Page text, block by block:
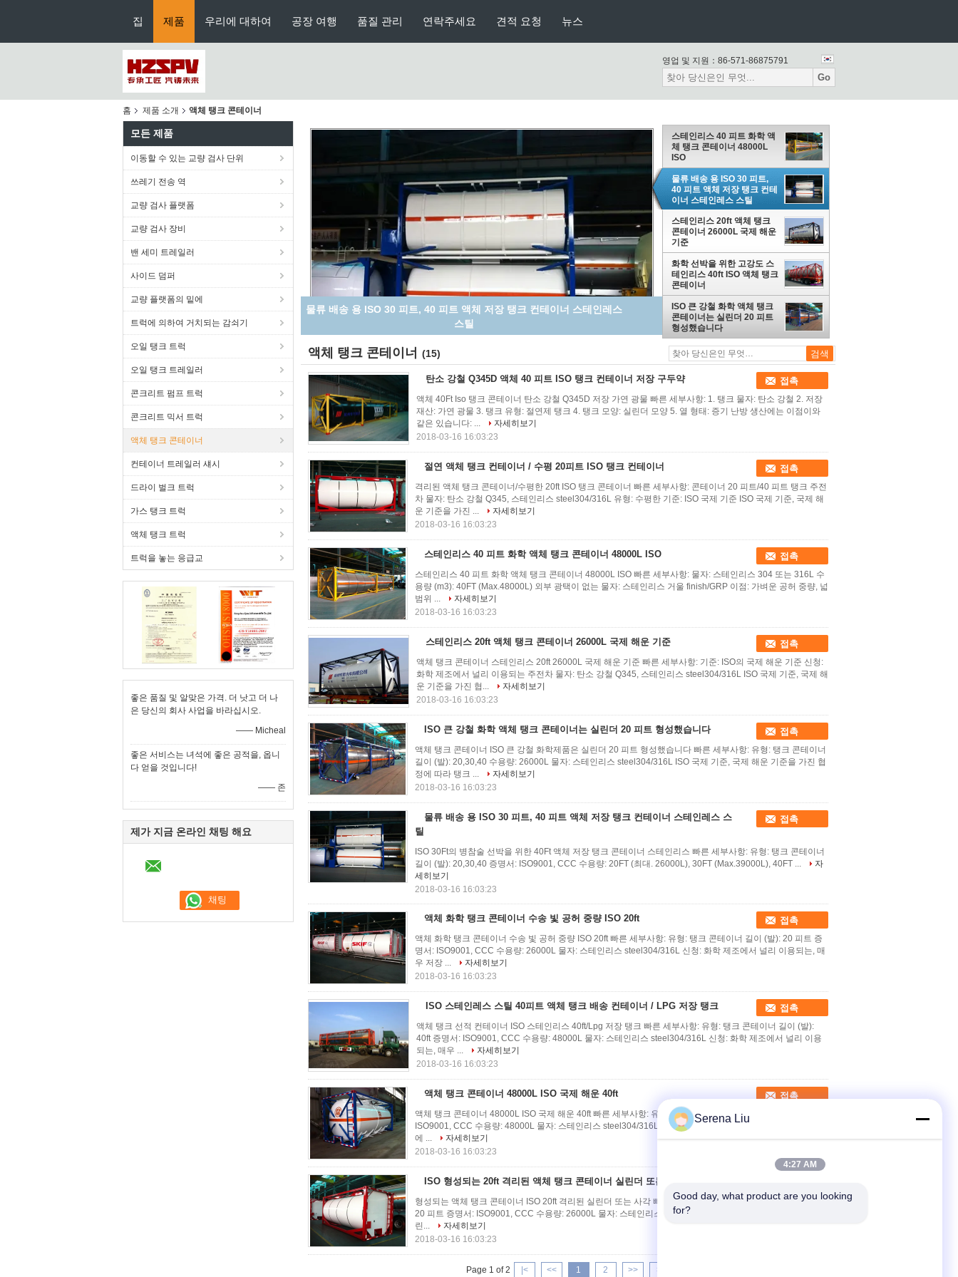
집 제품 우리에 대하여 공장 여행 품질 관리 연락주세요 견적 요청 뉴스
영업 및 지원： 86-571-86875791
Go
홈 제품 소개 액체 탱크 콘테이너
모든 제품
이동할 수 있는 교량 검사 단위
쓰레기 전송 역
교량 검사 플랫폼
교량 검사 장비
밴 세미 트레일러
사이드 덤퍼
교량 플랫폼의 밑에
트럭에 의하여 거치되는 감쇠기
오일 탱크 트럭
오일 탱크 트레일러
콘크리트 펌프 트럭
콘크리트 믹서 트럭
액체 탱크 콘테이너
컨테이너 트레일러 섀시
드라이 벌크 트럭
가스 탱크 트럭
액체 탱크 트럭
트럭을 놓는 응급교
좋은 품질 및 알맞은 가격. 더 낫고 더 나
은 당신의 회사 사업을 바라십시오.
—— Micheal
좋은 서비스는 녀석에 좋은 공적을, 옵니
다 얻을 것입니다!
—— 존
제가 지금 온라인 채팅 해요
물류 배송 용 ISO 30 피트, 40 피트 액체 저장 탱크 컨테이너 스테인레스
스틸
스테인리스 40 피트 화학 액
체 탱크 콘테이너 48000L
ISO
물류 배송 용 ISO 30 피트,
40 피트 액체 저장 탱크 컨테
이너 스테인레스 스틸
스테인리스 20ft 액체 탱크
콘테이너 26000L 국제 해운
기준
화학 선박을 위한 고강도 스
테인리스 40ft ISO 액체 탱크
콘테이너
ISO 큰 강철 화학 액체 탱크
콘테이너는 실린더 20 피트
형성했습니다
액체 탱크 콘테이너 (15)
탄소 강철 Q345D 액체 40 피트 ISO 탱크 컨테이너 저장 구두약 접촉
액체 40Ft Iso 탱크 콘테이너 탄소 강철 Q345D 저장 가연 광물 빠른 세부사항: 1. 탱크 물자: 탄소 강철 2. 저장
재산: 가연 광물 3. 탱크 유형: 절연제 탱크 4. 탱크 모양: 실린더 모양 5. 열 형태: 증기 난방 생산에는 이점이와
같은 있습니다: ...
자세히보기
2018-03-16 16:03:23
절연 액체 탱크 컨테이너 / 수평 20피트 ISO 탱크 컨테이너 접촉
격리된 액체 탱크 콘테이너/수평한 20ft ISO 탱크 콘테이너 빠른 세부사항: 콘테이너 20 피트/40 피트 탱크 주전
차 물자: 탄소 강철 Q345, 스테인리스 steel304/316L 유형: 수평한 기준: ISO 국제 기준 ISO 국제 기준, 국제 해
운 기준을 가진 ...
자세히보기
2018-03-16 16:03:23
스테인리스 40 피트 화학 액체 탱크 콘테이너 48000L ISO 접촉
스테인리스 40 피트 화학 액체 탱크 콘테이너 48000L ISO 빠른 세부사항: 물자: 스테인리스 304 또는 316L 수
용량 (m3): 40FT (Max.48000L) 외부 광택이 없는 물자: 스테인리스 거울 finish/GRP 이점: 가벼운 공허 중량, 넓
범위 ...
자세히보기
2018-03-16 16:03:23
스테인리스 20ft 액체 탱크 콘테이너 26000L 국제 해운 기준 접촉
액체 탱크 콘테이너 스테인리스 20ft 26000L 국제 해운 기준 빠른 세부사항: 기준: ISO의 국제 해운 기준 신청:
화학 제조에서 널리 이용되는 주전차 물자: 탄소 강철 Q345, 스테인리스 steel304/316L ISO 국제 기준, 국제 해
운 기준을 가진 협...
자세히보기
2018-03-16 16:03:23
ISO 큰 강철 화학 액체 탱크 콘테이너는 실린더 20 피트 형성했습니다 접촉
액체 탱크 콘테이너 ISO 큰 강철 화학제품은 실린더 20 피트 형성했습니다 빠른 세부사항: 유형: 탱크 콘테이너
길이 (발): 20,30,40 수용량: 26000L 물자: 스테인리스 steel304/316L ISO 국제 기준, 국제 해운 기준을 가진 협
정에 따라 탱크 ...
자세히보기
2018-03-16 16:03:23
물류 배송 용 ISO 30 피트, 40 피트 액체 저장 탱크 컨테이너 스테인레스 스
틸
접촉
ISO 30Ft의 병참술 선박을 위한 40Ft 액체 저장 탱크 콘테이너 스테인리스 빠른 세부사항: 유형: 탱크 콘테이너
길이 (발): 20,30,40 증명서: ISO9001, CCC 수용량: 20FT (최대. 26000L), 30FT (Max.39000L), 40FT ...
자
세히보기
2018-03-16 16:03:23
액체 화학 탱크 콘테이너 수송 빛 공허 중량 ISO 20ft 접촉
액체 화학 탱크 콘테이너 수송 빛 공허 중량 ISO 20ft 빠른 세부사항: 유형: 탱크 콘테이너 길이 (발): 20 피트 증
명서: ISO9001, CCC 수용량: 26000L 물자: 스테인리스 steel304/316L 신청: 화학 제조에서 널리 이용되는, 매
우 저장 ...
자세히보기
2018-03-16 16:03:23
ISO 스테인레스 스틸 40피트 액체 탱크 배송 컨테이너 / LPG 저장 탱크 접촉
액체 탱크 선적 컨테이너 ISO 스테인리스 40ft/Lpg 저장 탱크 빠른 세부사항: 유형: 탱크 콘테이너 길이 (발):
40ft 증명서: ISO9001, CCC 수용량: 48000L 물자: 스테인리스 steel304/316L 신청: 화학 제조에서 널리 이용
되는, 매우 ...
자세히보기
2018-03-16 16:03:23
액체 탱크 콘테이너 48000L ISO 국제 해운 40ft 접촉
액체 탱크 콘테이너 48000L ISO 국제 해운 40ft 빠른 세부사항: 유형: 탱크 콘테이너 길이 (발): 40 피트 증명서:
ISO9001, CCC 수용량: 48000L 물자: 스테인리스 steel304/316L ISO 국제 기준, 국제 해운 기준을 가진 협정
에 ...
자세히보기
2018-03-16 16:03:23
ISO 형성되는 20ft 격리된 액체 탱크 콘테이너 실린더 또는 사각
형성되는 액체 탱크 콘테이너 ISO 20ft 격리된 실린더 또는 사각 빠른 세부사항: 유형: 탱크 콘테이너 길이 (발):
20 피트 증명서: ISO9001, CCC 수용량: 26000L 물자: 스테인리스 steel304/316L 물 시험 압력 (MPa): 0.4 (실
린...
자세히보기
2018-03-16 16:03:23
Page 1 of 2 |< << 1 2 >> >|
Serena Liu
4:27 AM
Good day, what product are you looking
for?